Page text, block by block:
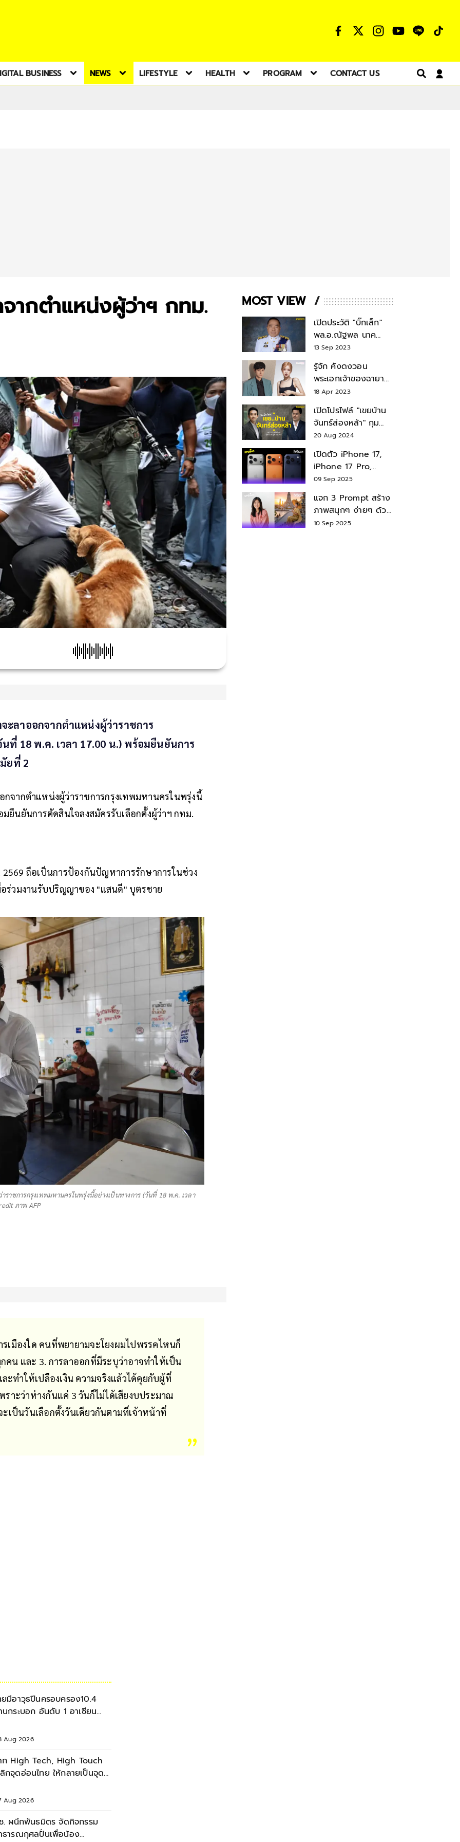
BUSINESS NEWS LIFESTYLE HEALTH PROGRAM CONTACT US
ากตำแหน่งผู้ว่าฯ กทม.
ลาออกจากตำแหน่งผู้ว่าราชการ
ที่ 18 พ.ค. เวลา 17.00 น.) พร้อมยืนยันการ
ยที่ 2
จากตำแหน่งผู้ว่าราชการกรุงเทพมหานครในพรุ่งนี้
ยืนยันการตัดสินใจลงสมัครรับเลือกตั้งผู้ว่าฯ กทม.
ถือเป็นการป้องกันปัญหาการรักษาการในช่วง
อร่วมงานรับปริญญาของ "แสนดี" บุตรชาย
ชการกรุงเทพมหานครในพรุ่งนี้อย่างเป็นทางการ (วันที่ 18 พ.ค. เวลา
ภาพ AFP
เมืองใด คนที่พยายามจะโยงผมไปพรรคไหนก็
คน และ 3. การลาออกที่มีระบุว่าอาจทำให้เป็น
ะทำให้เปลืองเงิน ความจริงแล้วได้คุยกับผู้ที่
ราะว่าห่างกันแค่ 3 วันก็ไม่ได้เสียงบประมาณ
เป็นวันเลือกตั้งวันเดียวกันตามที่เจ้าหน้าที่
ยมีอาวุธปืนครอบครอง10.4
นกระบอก อันดับ 1 อาเซียน
Aug 2026
ก High Tech, High Touch
ดอ่อนไทย ให้กลายเป็นจุด
Aug 2026
. ผนึกพันธมิตร จัดกิจกรรม
ธารณกุศลปั่นเพื่อน้อง
MOST VIEW
เปิดประวัติ "บิ๊กเล็ก"
พล.อ.ณัฐพล นาค
พาณิชย์ จากเลขาฯ
สมช.-เลขาฯ
รมว.กลาโหม
13 Sep 2023
รู้จัก คังดงวอน
พระเอกเจ้าของฉายา
สมบัติแห่งชาติ หลังมี
18 Apr 2023
เปิดโปรไฟล์ "เขยบ้าน
จันทร์ส่องหล้า" กุม
บังเหียนธุรกิจตระกูล
"ชินวัตร"
20 Aug 2024
เปิดตัว iPhone 17,
iPhone 17 Pro,
iPhone 17 Air สเปค
09 Sep 2025
แจก 3 Prompt สร้าง
ภาพสนุกๆ ง่ายๆ ด้วย
Nano Banana ใน
10 Sep 2025